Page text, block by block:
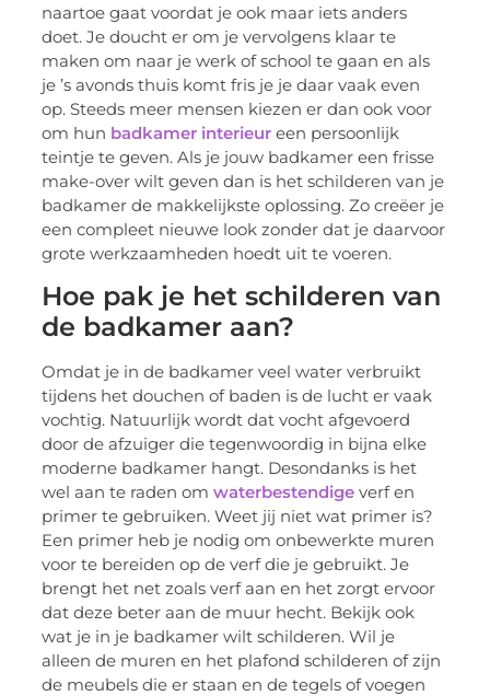
naartoe gaat voordat je ook maar iets anders
doet. Je doucht er om je vervolgens klaar te
maken om naar je werk of school te gaan en als
je ’s avonds thuis komt fris je je daar vaak even
op. Steeds meer mensen kiezen er dan ook voor
om hun badkamer interieur een persoonlijk
teintje te geven. Als je jouw badkamer een frisse
make-over wilt geven dan is het schilderen van je
badkamer de makkelijkste oplossing. Zo creëer je
een compleet nieuwe look zonder dat je daarvoor
grote werkzaamheden hoedt uit te voeren.
Hoe pak je het schilderen van
de badkamer aan?
Omdat je in de badkamer veel water verbruikt
tijdens het douchen of baden is de lucht er vaak
vochtig. Natuurlijk wordt dat vocht afgevoerd
door de afzuiger die tegenwoordig in bijna elke
moderne badkamer hangt. Desondanks is het
wel aan te raden omwaterbestendige verf en
primer te gebruiken. Weet jij niet wat primer is?
Een primer heb je nodig om onbewerkte muren
voor te bereiden op de verf die je gebruikt. Je
brengt het net zoals verf aan en het zorgt ervoor
dat deze beter aan de muur hecht. Bekijk ook
wat je in je badkamer wilt schilderen. Wil je
alleen de muren en het plafond schilderen of zijn
de meubels die er staan en de tegels of voegen